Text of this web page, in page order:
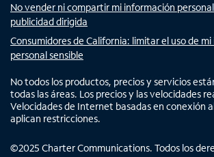
No vender ni compartir mi información
publicidad dirigida
Consumidores de California: limitar el uso de
personal sensible
No todos los productos, precios y servicios
todas las áreas. Los precios y las velocidades
Velocidades de Internet basadas en conexión
aplican restricciones.
©2025 Charter Communications. Todos los